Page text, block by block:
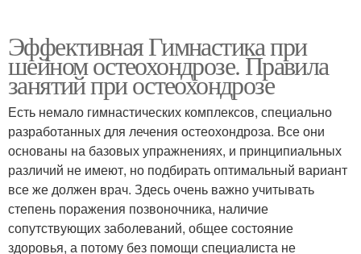
Эффективная Гимнастика при
шейном остеохондрозе. Правила
занятий при остеохондрозе
Есть немало гимнастических комплексов, специально
разработанных для лечения остеохондроза. Все они
основаны на базовых упражнениях, и принципиальных
различий не имеют, но подбирать оптимальный вариант
все же должен врач. Здесь очень важно учитывать
степень поражения позвоночника, наличие
сопутствующих заболеваний, общее состояние
здоровья, а потому без помощи специалиста не